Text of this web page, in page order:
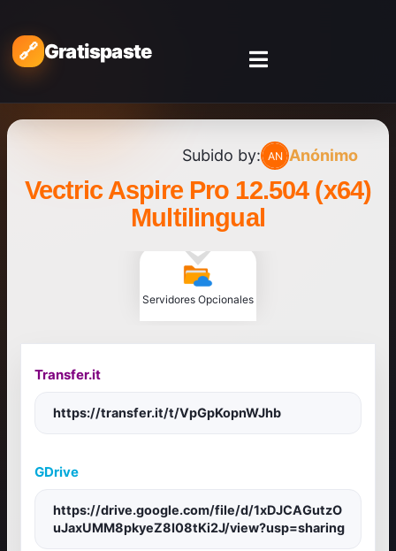
Gratispaste
Subido by: Anónimo
Vectric Aspire Pro 12.504 (x64)
Multilingual
Servidores Opcionales
Transfer.it
https://transfer.it/t/VpGpKopnWJhb
GDrive
https://drive.google.com/file/d/1xDJCAGutzO
uJaxUMM8pkyeZ8I08tKi2J/view?usp=sharing